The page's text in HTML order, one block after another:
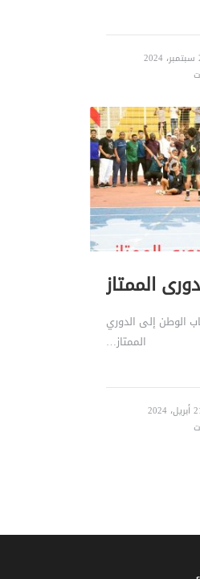
الممتاز
الوطن إلى الدوري
الممتاز…
2024